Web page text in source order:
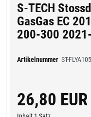
S-TECH
GasGas EC
200-300
Artikelnummer ST-
26,80 EUR